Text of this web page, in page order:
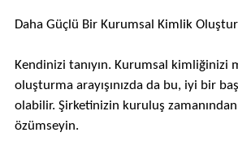
Daha Güçlü Bir Kurumsal Kimlik
Kendinizi tanıyın. Kurumsal kimliğinizi
oluşturma arayışınızda da bu, iyi bir
olabilir. Şirketinizin kuruluş
özümseyin.